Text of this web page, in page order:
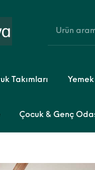
Takımları
Çocuk & Genç